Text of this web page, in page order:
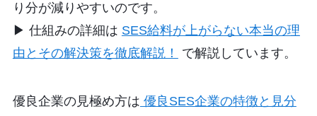
り分が減りやすいのです。
▶︎ 仕組みの詳細は SES給料が上がらない本当の理
由とその解決策を徹底解説！
で解説しています。
優良企業の見極め方は 優良SES企業の特徴と見分